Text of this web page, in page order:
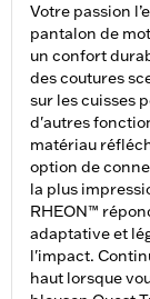
Votre passion
pantalon de
un confort
des coutures
sur les cuisses
d'autres
matériau
option de
la plus
RHEON™
adaptative et
l'impact.
haut lorsque